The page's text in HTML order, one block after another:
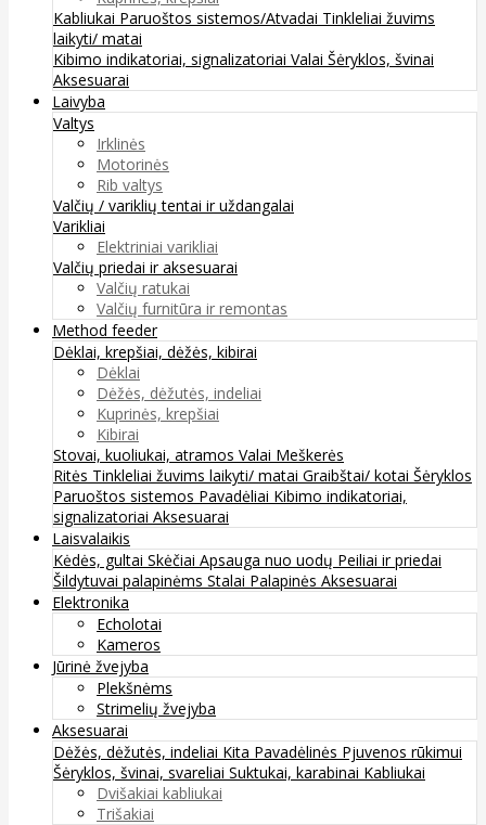
Kabliukai Paruoštos sistemos/Atvadai Tinkleliai žuvims
laikyti/ matai
Kibimo indikatoriai, signalizatoriai Valai Šėryklos, švinai
Aksesuarai
Laivyba
Valtys
Irklinės
Motorinės
Rib valtys
Valčių / variklių tentai ir uždangalai
Varikliai
Elektriniai varikliai
Valčių priedai ir aksesuarai
Valčių ratukai
Valčių furnitūra ir remontas
Method feeder
Dėklai, krepšiai, dėžės, kibirai
Dėklai
Dėžės, dėžutės, indeliai
Kuprinės, krepšiai
Kibirai
Stovai, kuoliukai, atramos Valai Meškerės
Ritės Tinkleliai žuvims laikyti/ matai Graibštai/ kotai Šėryklos
Paruoštos sistemos Pavadėliai Kibimo indikatoriai,
signalizatoriai Aksesuarai
Laisvalaikis
Kėdės, gultai Skėčiai Apsauga nuo uodų Peiliai ir priedai
Šildytuvai palapinėms Stalai Palapinės Aksesuarai
Elektronika
Echolotai
Kameros
Jūrinė žvejyba
Plekšnėms
Strimelių žvejyba
Aksesuarai
Dėžės, dėžutės, indeliai Kita Pavadėlinės Pjuvenos rūkimui
Šėryklos, švinai, svareliai Suktukai, karabinai Kabliukai
Dvišakiai kabliukai
Trišakiai